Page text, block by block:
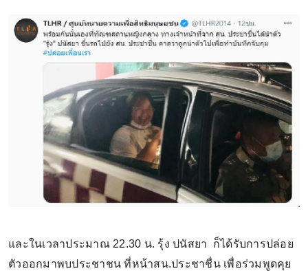
และในเวลาประมาณ 22.30 น. รุ้ง ปนัสยา ก็ได้รับการปล่อย
ตัวออกมาพบประชาชน ที่หน้าสน.ประชาชื่น เพื่อร่วมพูดคุย